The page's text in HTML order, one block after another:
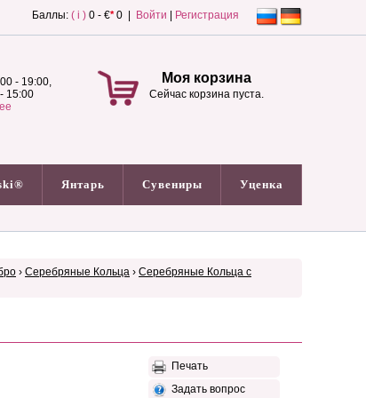
Баллы: ( i ) 0 - €*0 | Войти Регистрация
- 19:00,
15:00
Моя корзина
Сейчас корзина пуста.
Янтарь Сувениры Уценка
› Серебряные Кольца › Серебряные Кольца с
Печать
Задать вопрос